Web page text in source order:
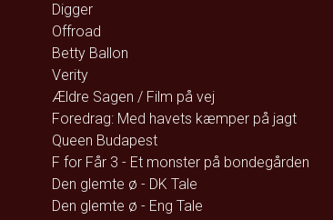
Digger
Offroad
Betty Ballon
Verity
Ældre Sagen / Film på vej
Foredrag: Med havets kæmper på jagt
Queen Budapest
F for Får 3 - Et monster på bondegården
Den glemte ø - DK Tale
Den glemte ø - Eng Tale